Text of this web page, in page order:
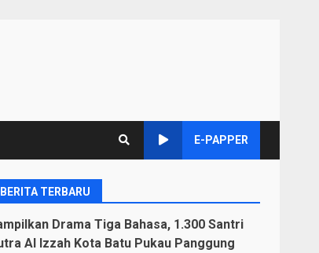
E-PAPPER
BERITA TERBARU
Drama Tiga Bahasa, 1.300 Santri
Al Izzah Kota Batu Pukau Panggung